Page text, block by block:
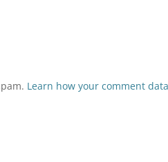
Learn how your comment